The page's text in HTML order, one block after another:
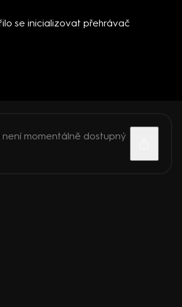
se inicializovat přehrávač
momentálně dostupný